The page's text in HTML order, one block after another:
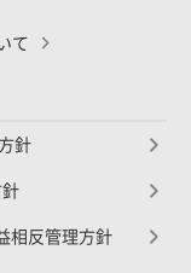
て
針
針
相反管理方針